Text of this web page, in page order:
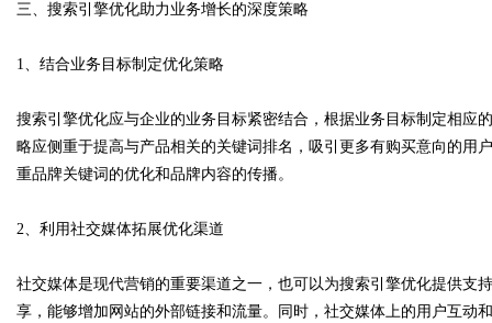
三、搜索引擎优化助力业务增长的深度策略
1、结合业务目标制定优化策略
搜索引擎优化应与企业的业务目标紧密结合，根据业务目标制定相应
略应侧重于提高与产品相关的关键词排名，吸引更多有购买意向的用
重品牌关键词的优化和品牌内容的传播。
2、利用社交媒体拓展优化渠道
社交媒体是现代营销的重要渠道之一，也可以为搜索引擎优化提供支
享，能够增加网站的外部链接和流量。同时，社交媒体上的用户互动